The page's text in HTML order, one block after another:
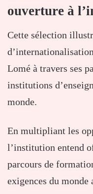
ouverture à
Cette sélection
Lomé à travers ses
institutions
monde.
En multipliant les
l’institution entend
parcours de
exigences du monde